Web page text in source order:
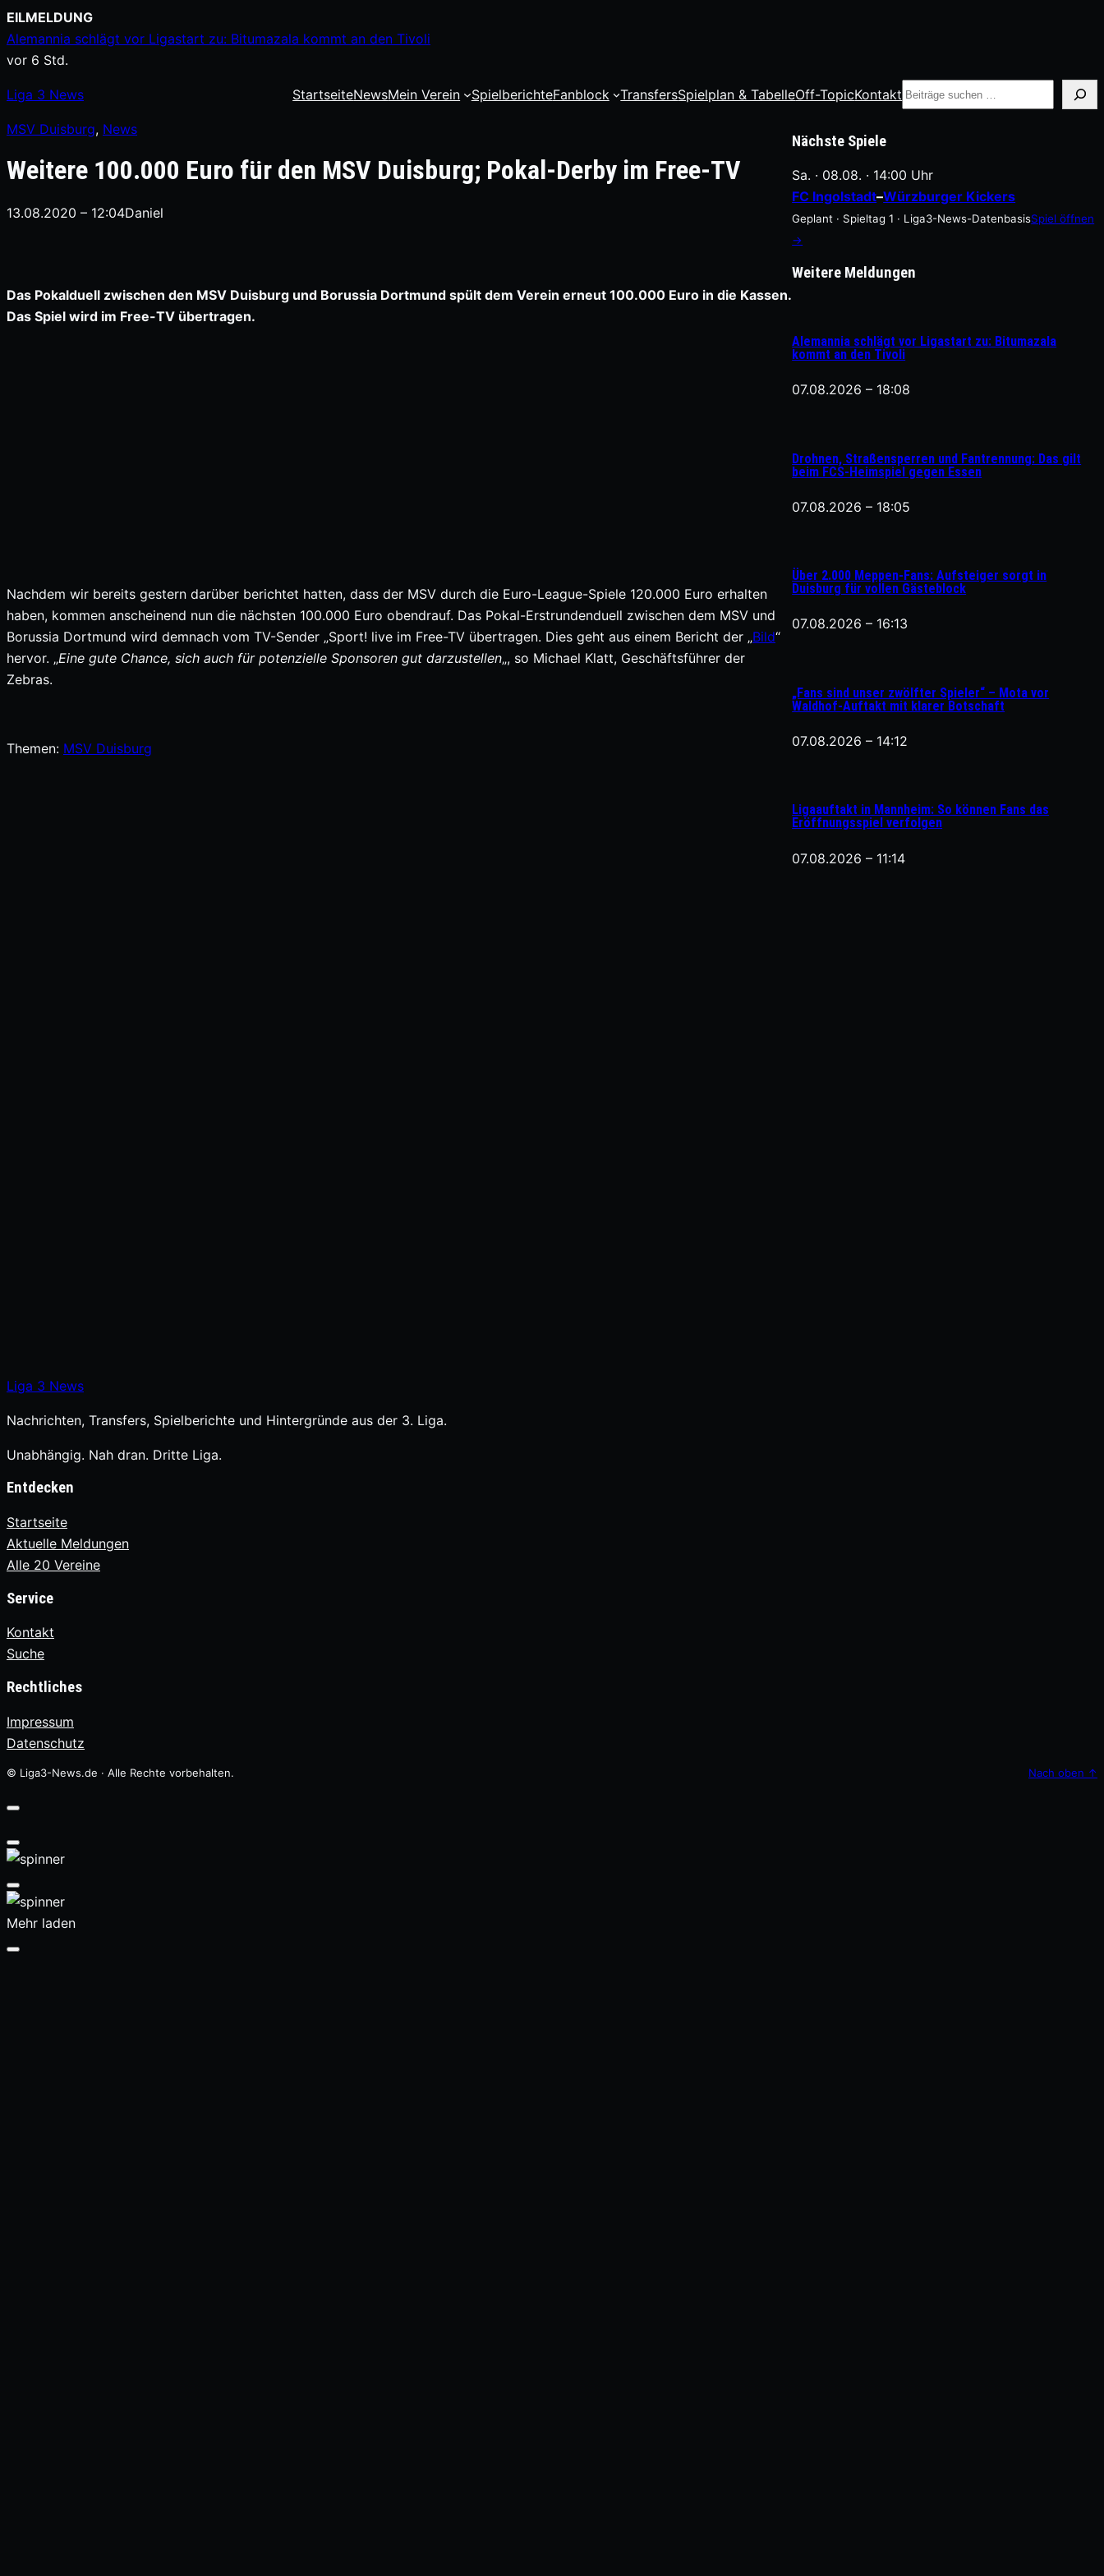
Zum
Inhalt
springen
EILMELDUNG
Alemannia schlägt vor Ligastart zu: Bitumazala kommt an den Tivoli
vor 6 Std.
Liga 3 News StartseiteNewsMein Verein SpielberichteFanblock TransfersSpielplan & TabelleOff-TopicKontakt Suche
MSV Duisburg, News
Weitere 100.000 Euro für den MSV Duisburg; Pokal-Derby im Free-TV
13.08.2020 – 12:04Daniel
Das Pokalduell zwischen den MSV Duisburg und Borussia Dortmund spült dem Verein erneut 100.000 Euro in die Kassen.
Das Spiel wird im Free-TV übertragen.
Nachdem wir bereits gestern darüber berichtet hatten, dass der MSV durch die Euro-League-Spiele 120.000 Euro erhalten
haben, kommen anscheinend nun die nächsten 100.000 Euro obendrauf. Das Pokal-Erstrundenduell zwischen dem MSV und
Borussia Dortmund wird demnach vom TV-Sender „Sport! live im Free-TV übertragen. Dies geht aus einem Bericht der „Bild“
hervor. „Eine gute Chance, sich auch für potenzielle Sponsoren gut darzustellen„, so Michael Klatt, Geschäftsführer der
Zebras.
Themen: MSV Duisburg
Nächste Spiele
Sa. · 08.08. · 14:00 Uhr
FC Ingolstadt–Würzburger Kickers
Geplant · Spieltag 1 · Liga3-News-DatenbasisSpiel öffnen
→
Weitere Meldungen
Alemannia schlägt vor Ligastart zu: Bitumazala
kommt an den Tivoli
07.08.2026 – 18:08
Drohnen, Straßensperren und Fantrennung: Das gilt
beim FCS-Heimspiel gegen Essen
07.08.2026 – 18:05
Über 2.000 Meppen-Fans: Aufsteiger sorgt in
Duisburg für vollen Gästeblock
07.08.2026 – 16:13
„Fans sind unser zwölfter Spieler“ – Mota vor
Waldhof-Auftakt mit klarer Botschaft
07.08.2026 – 14:12
Ligaauftakt in Mannheim: So können Fans das
Eröffnungsspiel verfolgen
07.08.2026 – 11:14
Liga 3 News
Nachrichten, Transfers, Spielberichte und Hintergründe aus der 3. Liga.
Unabhängig. Nah dran. Dritte Liga.
Entdecken
Startseite
Aktuelle Meldungen
Alle 20 Vereine
Service
Kontakt
Suche
Rechtliches
Impressum
Datenschutz
© Liga3-News.de · Alle Rechte vorbehalten. Nach oben ↑
Mehr laden